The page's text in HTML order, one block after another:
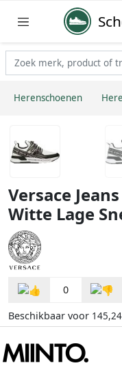
Herenschoenen
Versace
Witte Lage
0
Beschikbaar voor 145,24